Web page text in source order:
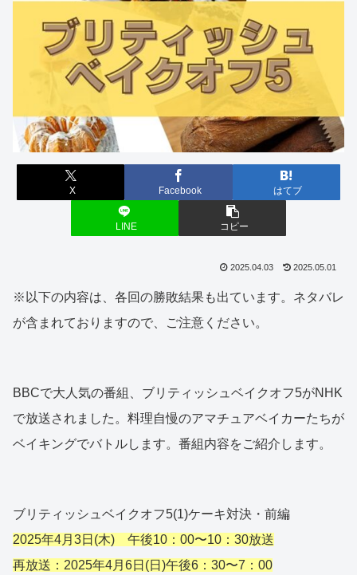
X Facebook はてブ
LINE コピー
2025.04.03 2025.05.01
※以下の内容は、各回の勝敗結果も出ています。ネタバレ
が含まれておりますので、ご注意ください。
BBCで大人気の番組、ブリティッシュベイクオフ5がNHK
で放送されました。料理自慢のアマチュアベイカーたちが
ベイキングでバトルします。番組内容をご紹介します。
ブリティッシュベイクオフ5(1)ケーキ対決・前編
2025年4月3日(木) 午後10：00〜10：30放送
再放送：2025年4月6日(日)午後6：30〜7：00